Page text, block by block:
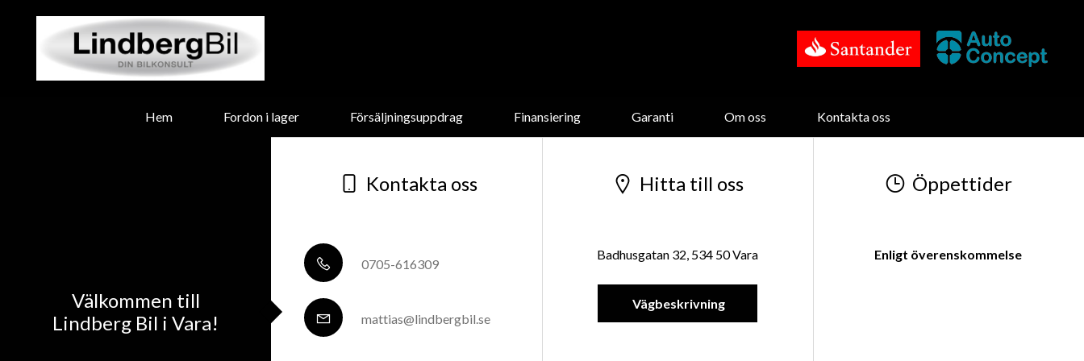
Hem Fordon i lager Försäljningsuppdrag Finansiering Garanti Om oss Kontakta oss
Välkommen till
Lindberg Bil i Vara!
Kontakta oss
0705-616309
mattias@lindbergbil.se
Hitta till oss
Badhusgatan 32, 534 50 Vara
Vägbeskrivning
Öppettider
Enligt överenskommelse